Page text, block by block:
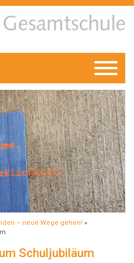
– neue Wege gehen! »
Schuljubiläum